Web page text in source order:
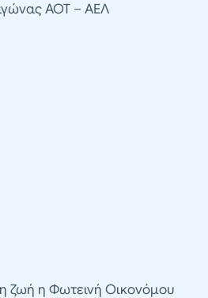
ΑΟΤ – ΑΕΛ
ζωή η Φωτεινή Οικονόμου